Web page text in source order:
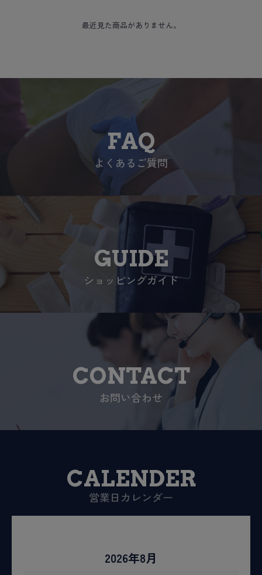
最近見た商品がありません。
FAQ
よくあるご質問
GUIDE
ショッピングガイド
CONTACT
お問い合わせ
CALENDER
営業日カレンダー
2026年8月